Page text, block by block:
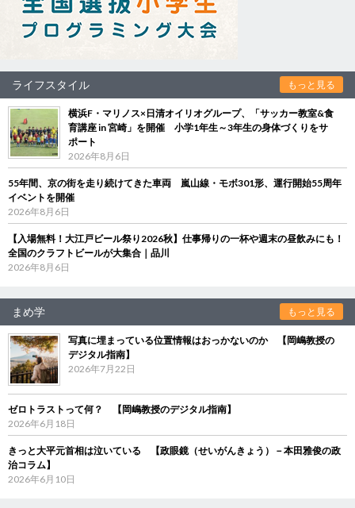
ライフスタイル もっと見る
横浜F・マリノス×日清オイリオグループ、「サッカー教室&食
育講座 in 宮崎」を開催 小学1年生～3年生の身体づくりをサ
ポート
2026年8月6日
55年間、京の街を走り続けてきた車両 嵐山線・モボ301形、運行開始55周年
イベントを開催
2026年8月6日
【入場無料！大江戸ビール祭り2026秋】仕事帰りの一杯や週末の昼飲みにも！
全国のクラフトビールが大集合｜品川
2026年8月6日
まめ学 もっと見る
写真に埋まっている位置情報はおっかないのか 【岡嶋教授の
デジタル指南】
2026年7月22日
ゼロトラストって何？ 【岡嶋教授のデジタル指南】
2026年6月18日
きっと大平元首相は泣いている 【政眼鏡（せいがんきょう）－本田雅俊の政
治コラム】
2026年6月10日